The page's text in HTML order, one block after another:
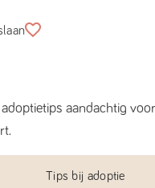
adoptietips aandachtig
Tips bij adoptie